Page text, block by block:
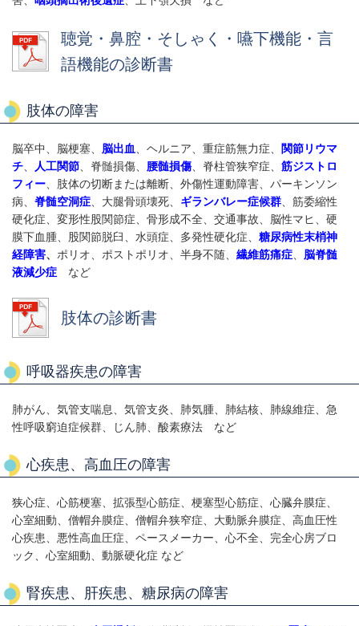
聴覚・鼻腔・そしゃく・嚥下機能・言
語機能の診断書
肢体の障害
脳卒中、脳梗塞、 脳出血 、ヘルニア、重症筋無力症、
関節リウマ
チ
人工関節 、脊髄損傷、 腰髄損傷 、脊柱管狭窄症、 筋ジストロ
フィー 、肢体の切断または離断、外傷性運動障害、パーキンソン
病、脊髄空洞症 、大腿骨頭壊死、 ギランバレー症候群 、筋委縮性
硬化症、変形性股関節症、骨形成不全、交通事故、脳性マヒ、硬
膜下血腫、股関節脱臼、水頭症、多発性硬化症、 糖尿病性末梢神
経障害、 ポリオ、ポストポリオ、半身不随、 繊維筋痛症
脳脊髄
液減少症 など
肢体の診断書
呼吸器疾患の障害
肺がん、気管支喘息、気管支炎、肺気腫、肺結核、肺線維症、急
性呼吸窮迫症候群、じん肺、酸素療法 など
心疾患、高血圧の障害
狭心症、心筋梗塞、拡張型心筋症、梗塞型心筋症、心臓弁膜症、
心室細動、僧帽弁膜症、僧帽弁狭窄症、大動脈弁膜症、高血圧性
心疾患、悪性高血圧症、ペースメーカー、心不全、完全心房ブロ
ック、心室細動、動脈硬化症 など
腎疾患、肝疾患、糖尿病の障害